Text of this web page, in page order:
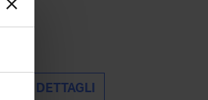
DETTAGLI